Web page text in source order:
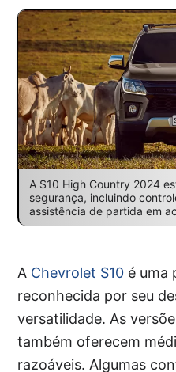
A S10 High Country 2024
segurança, incluindo
assistência de partida em
A Chevrolet S10 é uma
reconhecida por seu
versatilidade. As
também oferecem
razoáveis. Algumas